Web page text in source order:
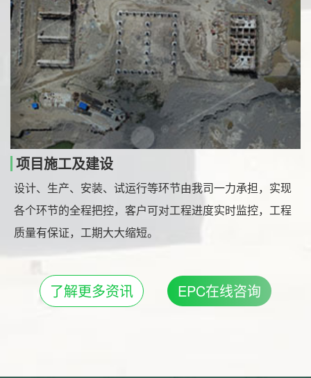
项目施工及建设
设计、生产、安装、试运行等环节由我司一力承担，实现
各个环节的全程把控，客户可对工程进度实时监控，工程
质量有保证，工期大大缩短。
了解更多资讯 EPC在线咨询